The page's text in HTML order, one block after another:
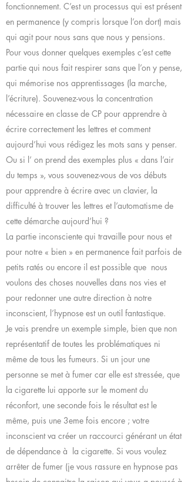
fonctionnement. C’est un processus qui est présent
en permanence (y compris lorsque l’on dort) mais
qui agit pour nous sans que nous y pensions.
Pour vous donner quelques exemples c’est cette
partie qui nous fait respirer sans que l’on y pense,
qui mémorise nos apprentissages (la marche,
l’écriture). Souvenez-vous la concentration
nécessaire en classe de CP pour apprendre à
écrire correctement les lettres et comment
aujourd’hui vous rédigez les mots sans y penser.
Ou si l’ on prend des exemples plus « dans l’air
du temps », vous souvenez-vous de vos débuts
pour apprendre à écrire avec un clavier, la
difficulté à trouver les lettres et l’automatisme de
cette démarche aujourd’hui ?
La partie inconsciente qui travaille pour nous et
pour notre « bien » en permanence fait parfois de
petits ratés ou encore il est possible que nous
voulons des choses nouvelles dans nos vies et
pour redonner une autre direction à notre
inconscient, l’hypnose est un outil fantastique.
Je vais prendre un exemple simple, bien que non
représentatif de toutes les problématiques ni
même de tous les fumeurs. Si un jour une
personne se met à fumer car elle est stressée, que
la cigarette lui apporte sur le moment du
réconfort, une seconde fois le résultat est le
même, puis une 3eme fois encore ; votre
inconscient va créer un raccourci générant un état
de dépendance à la cigarette. Si vous voulez
arrêter de fumer (je vous rassure en hypnose pas